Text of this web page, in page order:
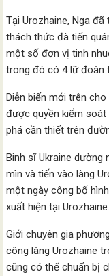
Tại Urozhaine, Nga
thách thức đà tiến
một số đơn vị tinh
trong đó có 4 lữ đoàn
Diễn biến mới trên
được quyền kiểm
phá cần thiết trên
Binh sĩ Ukraine
mìn và tiến vào làng
một ngày công bố
xuất hiện tại Urozhaine.
Giới chuyên gia
công làng Urozhaine
cũng có thể chuẩn bị